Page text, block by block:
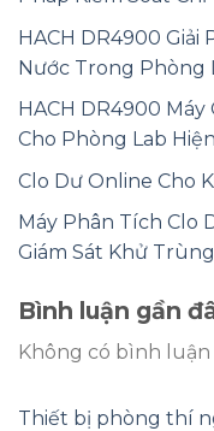
HACH DR4900 Giải
Nước Trong Phòng
HACH DR4900
Cho Phòng Lab
Clo Dư Online Cho
Máy Phân Tích Clo
Giám Sát Khử
Bình luận gần
Không có bình luận
Thiết bị phòng thí